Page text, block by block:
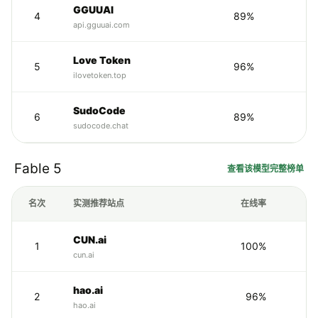
4
GGUUAI
api.gguuai.com
89%
5
Love Token
ilovetoken.top
96%
6
SudoCode
sudocode.chat
89%
Fable 5 查看该模型完整榜单
名次 实测推荐站点 在线率
1
CUN.ai
cun.ai
100%
2
hao.ai
hao.ai
96%